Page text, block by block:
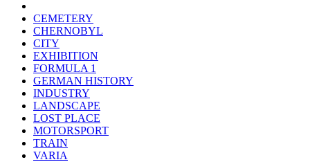
CEMETERY
CHERNOBYL
CITY
EXHIBITION
FORMULA 1
GERMAN HISTORY
INDUSTRY
LANDSCAPE
LOST PLACE
MOTORSPORT
TRAIN
VARIA